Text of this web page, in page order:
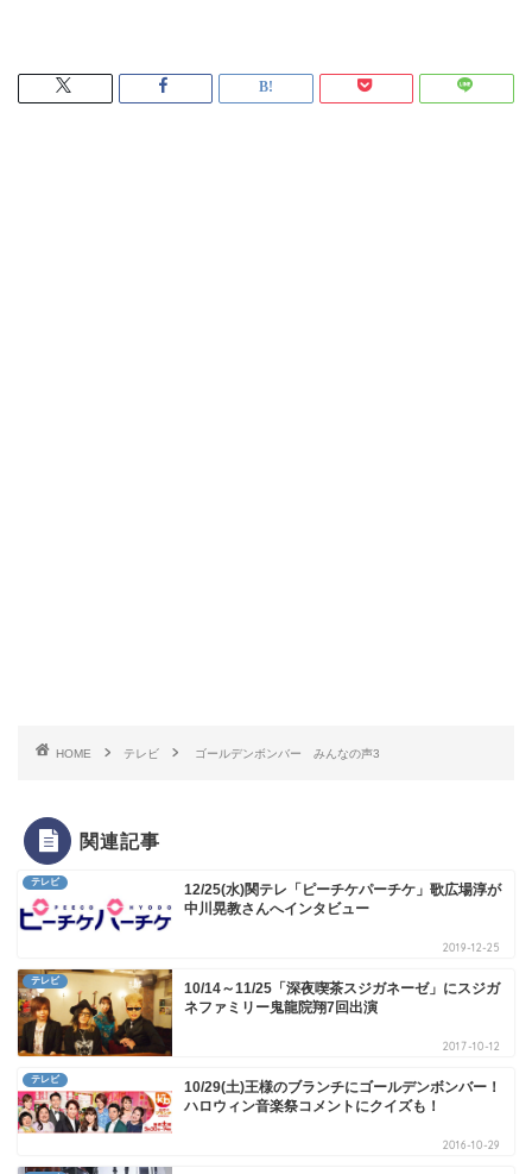
HOME テレビ ゴールデンボンバー みんなの声3
関連記事
テレビ
12/25(水)関テレ「ピーチケパーチケ」歌広場淳が
中川晃教さんへインタビュー
2019-12-25
テレビ
10/14～11/25「深夜喫茶スジガネーゼ」にスジガ
ネファミリー鬼龍院翔7回出演
2017-10-12
テレビ
10/29(土)王様のブランチにゴールデンボンバー！
ハロウィン音楽祭コメントにクイズも！
2016-10-29